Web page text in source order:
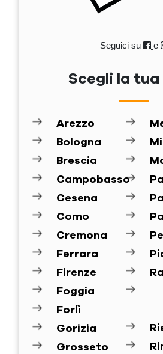
Seguici su e
Scegli la
Arezzo
Bologna
Brescia
Campobasso
Cesena
Como
Cremona
Ferrara
Firenze
Foggia
Forlì
Gorizia
Grosseto